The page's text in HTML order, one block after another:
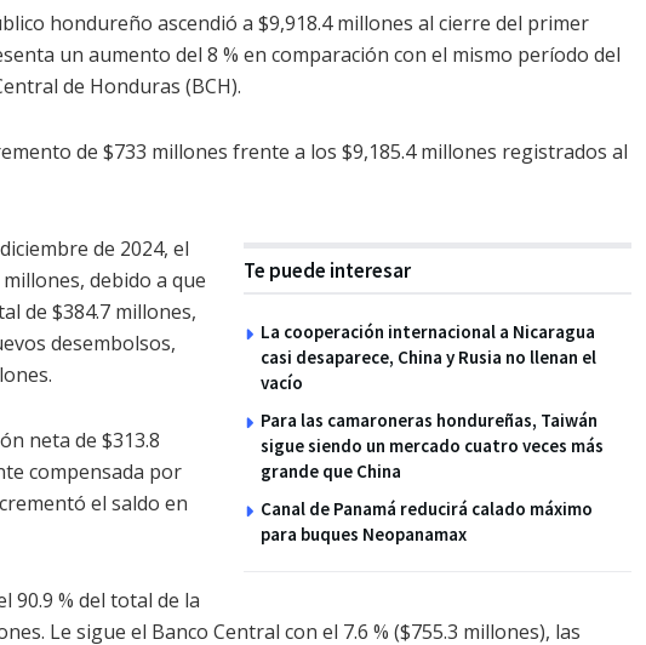
hondureño ascendió a $9,918.4 millones al cierre del primer
un aumento del 8 % en comparación con el mismo período del
de Honduras (BCH).
de $733 millones frente a los $9,185.4 millones registrados al
Te puede interesar
La cooperación internacional a Nicaragua
casi desaparece, China y Rusia no llenan el
vacío
Para las camaroneras hondureñas, Taiwán
sigue siendo un mercado cuatro veces más
grande que China
Canal de Panamá reducirá calado máximo
para buques Neopanamax
de 2024, el
debido a que
de $384.7 millones,
desembolsos,
neta de $313.8
compensada por
el saldo en
90.9 % del total de la
Le sigue el Banco Central con el 7.6 % ($755.3 millones), las